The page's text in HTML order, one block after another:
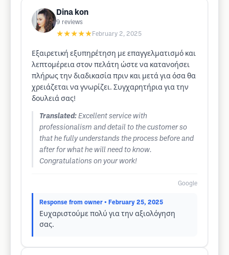
Dina kon
9 reviews
★★★★★ February 2, 2025
Εξαιρετική εξυπηρέτηση με επαγγελματισμό και
λεπτομέρεια στον πελάτη ώστε να κατανοήσει
πλήρως την διαδικασία πριν και μετά για όσα θα
χρειάζεται να γνωρίζει. Συγχαρητήρια για την
δουλειά σας!
Translated: Excellent service with
professionalism and detail to the customer so
that he fully understands the process before and
after for what he will need to know.
Congratulations on your work!
Google
Response from owner • February 25, 2025
Ευχαριστούμε πολύ για την αξιολόγηση
σας.